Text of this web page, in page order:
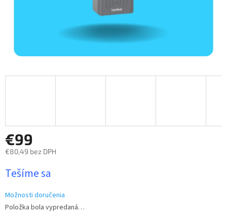
€99
€80,49 bez DPH
cena:
Tešíme sa
Možnosti doručenia
Položka bola vypredaná…